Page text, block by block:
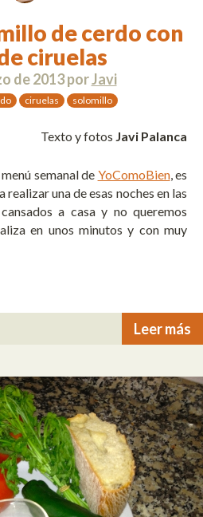
de cerdo con
ciruelas
de 2013porJavi
ciruelas solomillo
Texto y fotos Javi Palanca
semanal de YoComoBien, es
una de esas noches en las
a casa y no queremos
en unos minutos y con muy
Leer más